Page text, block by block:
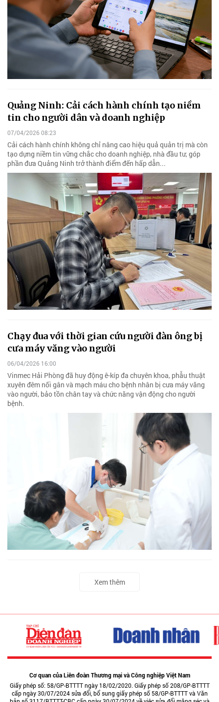
Quảng Ninh: Cải cách hành chính tạo niềm
tin cho người dân và doanh nghiệp
07/04/2026 08:23
Cải cách hành chính không chỉ nâng cao hiệu quả quản trị mà còn
tạo dựng niềm tin vững chắc cho doanh nghiệp, nhà đầu tư, góp
phần đưa Quảng Ninh trở thành điểm đến hấp dẫn...
Chạy đua với thời gian cứu người đàn ông bị
cưa máy văng vào người
06/04/2026 16:00
Vinmec Hải Phòng đã huy động ê-kíp đa chuyên khoa, phẫu thuật
xuyên đêm nối gân và mạch máu cho bệnh nhân bị cưa máy văng
vào người, bảo tồn chân tay và chức năng vận động cho người
bệnh.
Xem thêm
Cơ quan của Liên đoàn Thương mại và Công nghiệp Việt Nam
Giấy phép số: 58/GP-BTTTT ngày 18/02/2020. Giấy phép số 208/GP-BTTTT
cấp ngày 30/07/2024 sửa đổi, bổ sung giấy phép số 58/GP-BTTTT và Văn